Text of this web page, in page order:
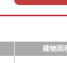
建物面